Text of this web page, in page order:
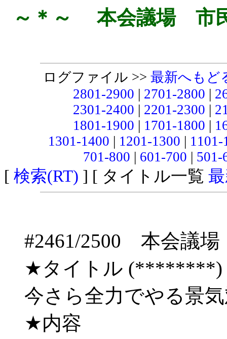
～＊～ 本会議場 市
ログファイル >> 最新へもど
2801-2900 | 2701-2800 |
2301-2400 | 2201-2300 |
1801-1900 | 1701-1800 |
1301-1400 | 1201-1300 |
701-800 | 601-700 |
[ 検索(RT) ] [ タイトル一覧
#2461/2500 本会議
★タイトル (********)
今さら全力でやる景
★内容